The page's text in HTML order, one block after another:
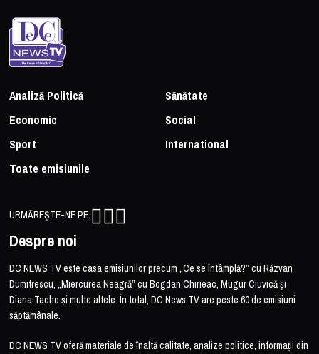
Analiză Politică
Sănătate
Economic
Social
Sport
International
Toate emisiunile
URMĂREȘTE-NE PE:
Despre noi
DC NEWS TV este casa emisiunilor precum „Ce se întâmplă?” cu Răzvan
Dumitrescu, „Miercurea Neagră” cu Bogdan Chirieac, Mugur Ciuvică și
Diana Tache și multe altele. În total, DC News TV are peste 60 de emisiuni
săptămânale.
DC NEWS TV oferă materiale de înaltă calitate, analize politice, informații din